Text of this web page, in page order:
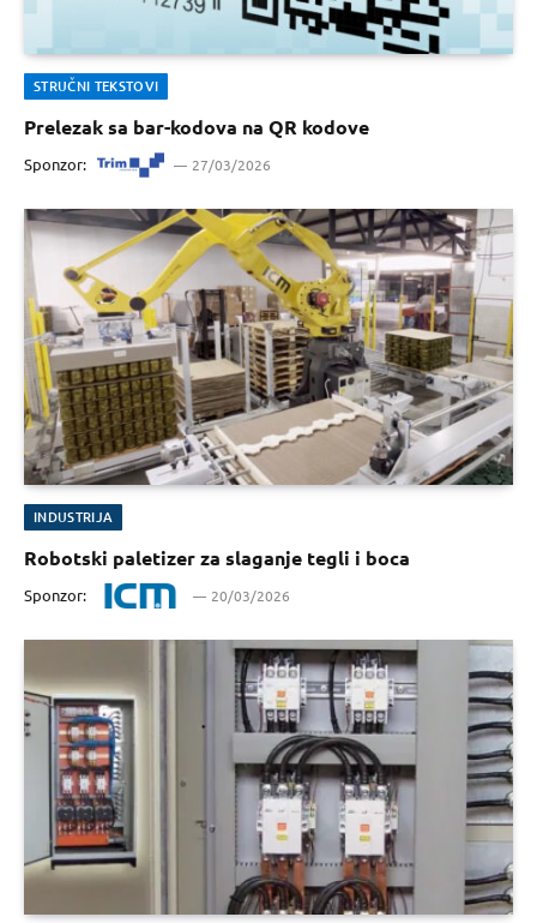
STRUČNI TEKSTOVI
Prelezak sa bar-kodova na QR kodove
Sponzor: 27/03/2026
INDUSTRIJA
Robotski paletizer za slaganje tegli i boca
Sponzor: 20/03/2026